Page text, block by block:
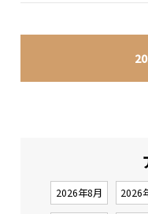
2026年8月 2026